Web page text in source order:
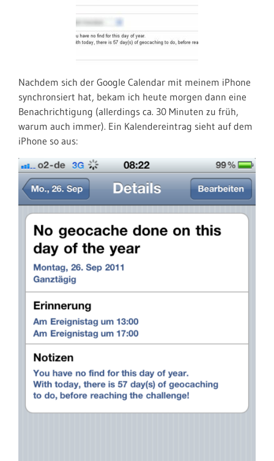
Nachdem sich der Google Calendar mit meinem iPhone
synchronsiert hat, bekam ich heute morgen dann eine
Benachrichtigung (allerdings ca. 30 Minuten zu früh,
warum auch immer). Ein Kalendereintrag sieht auf dem
iPhone so aus: